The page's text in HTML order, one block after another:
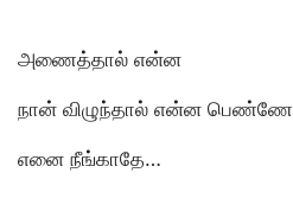
அணைத்தால் என்ன
நான் விழுந்தால் என்ன பெண்ணே
எனை நீங்காதே…